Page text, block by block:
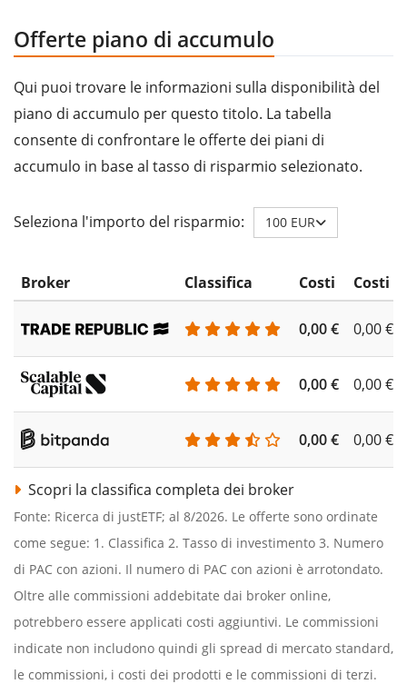
Offerte piano di accumulo
Qui puoi trovare le informazioni sulla disponibilità del
piano di accumulo per questo titolo. La tabella
consente di confrontare le offerte dei piani di
accumulo in base al tasso di risparmio selezionato.
Seleziona l'importo del risparmio: 100 EUR
Broker Classifica Costi Costi
0,00 € 0,00 €
0,00 € 0,00 €
0,00 € 0,00 €
Scopri la classifica completa dei broker
Fonte: Ricerca di justETF; al 8/2026. Le offerte sono ordinate
come segue: 1. Classifica 2. Tasso di investimento 3. Numero
di PAC con azioni. Il numero di PAC con azioni è arrotondato.
Oltre alle commissioni addebitate dai broker online,
potrebbero essere applicati costi aggiuntivi. Le commissioni
indicate non includono quindi gli spread di mercato standard,
le commissioni, i costi dei prodotti e le commissioni di terzi.